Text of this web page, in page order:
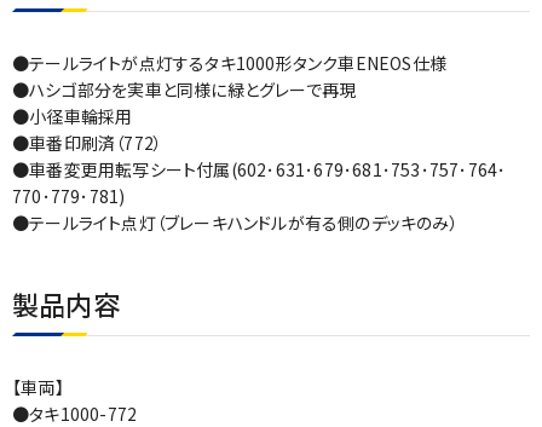
●テールライトが点灯するタキ1000形タンク車ENEOS仕様
●ハシゴ部分を実車と同様に緑とグレーで再現
●小径車輪採用
●車番印刷済（772）
●車番変更用転写シート付属(602･631･679･681･753･757･764･
770･779･781)
●テールライト点灯（ブレーキハンドルが有る側のデッキのみ）
製品内容
【車両】
●タキ1000-772